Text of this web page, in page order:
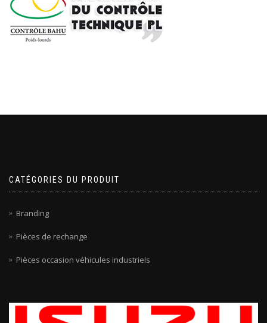
CATÉGORIES DU PRODUIT
Branding
Pièces de rechange
Pièces occasion véhicules industriels